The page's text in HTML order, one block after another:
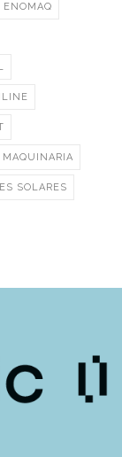
ENOMAQ
MAQUINARIA
SOLARES